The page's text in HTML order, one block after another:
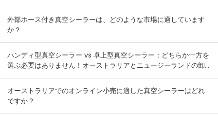
外部ホース付き真空シーラーは、どのような市場に適しています
か？
ハンディ型真空シーラー vs 卓上型真空シーラー：どちらか一方を
選ぶ必要はありません！オーストラリアとニュージーランドの卸
売業者向け在庫組み合わせプラン
オーストラリアでのオンライン小売に適した真空シーラーはどれ
ですか？